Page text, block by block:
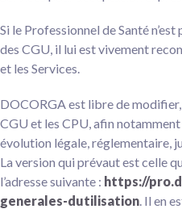
Si le Professionnel de Santé
des CGU, il lui est vivement
et les Services.
DOCORGA est libre de
CGU et les CPU, afin
évolution légale, réglementaire,
La version qui prévaut est celle
l’adresse suivante : https://
generales-dutilisation. Il en